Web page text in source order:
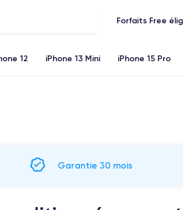
Forfaits Free
12 iPhone 13 Mini iPhone 15 Pro
Garantie 30 mois